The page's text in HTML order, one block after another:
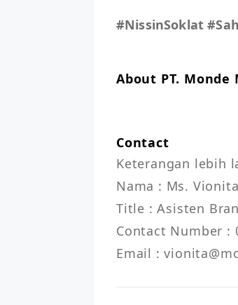
#NissinSoklat
About PT.
Contact
Keterangan lebih
Nama : Ms. Vionita
Title : Asisten
Contact Number :